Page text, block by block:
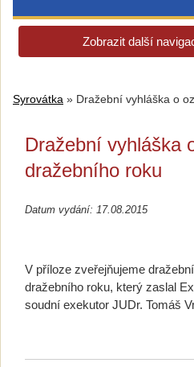
Zobrazit další
Syrovátka » Dražební vyhláška o
Dražební vyhláška
dražebního roku
Datum vydání: 17.08.2015
V příloze zveřejňujeme
dražebního roku, který zaslal
soudní exekutor JUDr. Tomáš